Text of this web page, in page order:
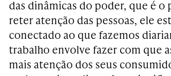
das dinâmicas do poder, que é o
reter atenção das pessoas, ele
conectado ao que fazemos
trabalho envolve fazer com que
mais atenção dos seus